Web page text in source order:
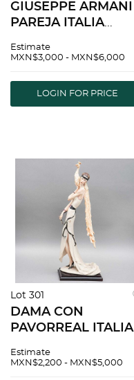
GIUSEPPE ARMANI
PAREJA ITALIA
en pasta Sellado
base de madera 38
cm altura Detall...
Estimate
MXN$3,000 - MXN$6,000
LOGIN FOR PRICE
Lot 301
DAMA CON
PAVORREAL ITALIA
en pasta Sellada
Estimate
MXN$2,200 - MXN$5,000